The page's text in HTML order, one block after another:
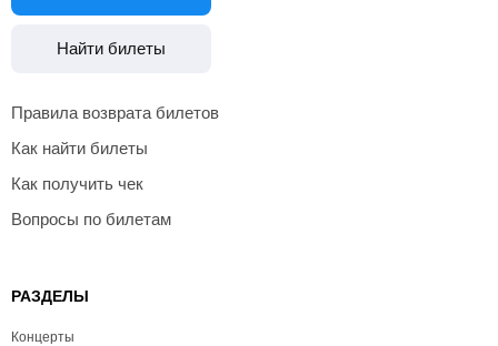
Найти билеты
Правила возврата билетов
Как найти билеты
Как получить чек
Вопросы по билетам
РАЗДЕЛЫ
Концерты